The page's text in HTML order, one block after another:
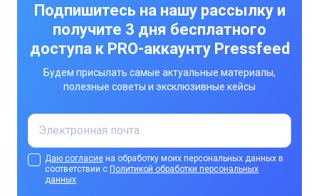
Подпишитесь на нашу рассылку и
получите 3 дня бесплатного
доступа к PRO-аккаунту Pressfeed
Будем присылать самые актуальные материалы,
полезные советы и эксклюзивные кейсы
Даю согласие на обработку моих персональных данных в
соответствии с Политикой обработки персональных
данных